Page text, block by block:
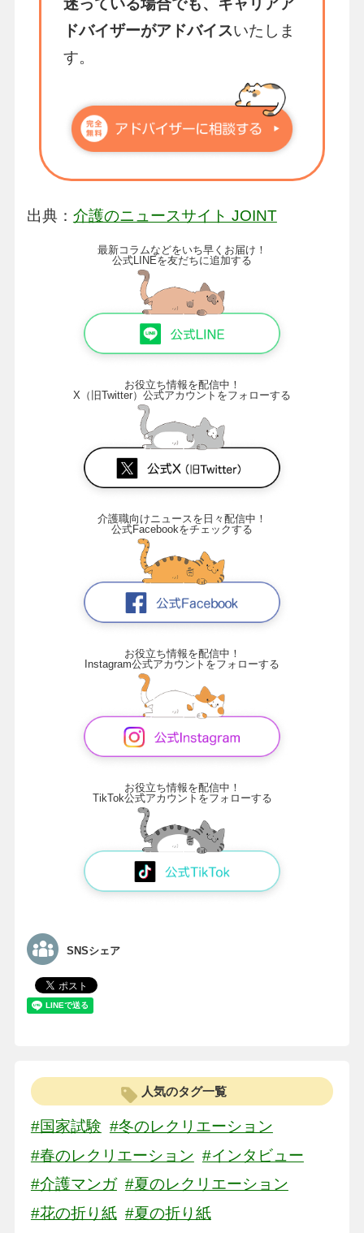
迷っている場合でも、キャリアア
ドバイザーがアドバイスいたしま
す。
出典： 介護のニュースサイト JOINT
最新コラムなどをいち早くお届け！
公式LINEを友だちに追加する
お役立ち情報を配信中！
X（旧Twitter）公式アカウントをフォローする
介護職向けニュースを日々配信中！
公式Facebookをチェックする
お役立ち情報を配信中！
Instagram公式アカウントをフォローする
お役立ち情報を配信中！
TikTok公式アカウントをフォローする
SNSシェア
人気のタグ一覧
#国家試験 #冬のレクリエーション
#春のレクリエーション #インタビュー
#介護マンガ #夏のレクリエーション
#花の折り紙 #夏の折り紙